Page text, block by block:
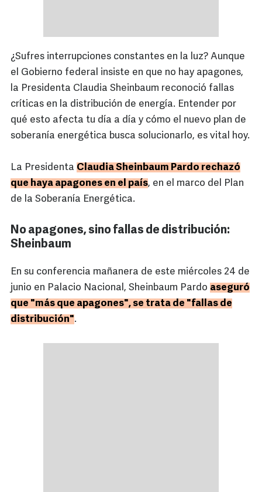
¿Sufres interrupciones constantes en la luz? Aunque
el Gobierno federal insiste en que no hay apagones,
la Presidenta Claudia Sheinbaum reconoció fallas
críticas en la distribución de energía. Entender por
qué esto afecta tu día a día y cómo el nuevo plan de
soberanía energética busca solucionarlo, es vital hoy.
La Presidenta Claudia Sheinbaum Pardo rechazó
que haya apagones en el país, en el marco del Plan
de la Soberanía Energética.
No apagones, sino fallas de distribución:
Sheinbaum
En su conferencia mañanera de este miércoles 24 de
junio en Palacio Nacional, Sheinbaum Pardo aseguró
que "más que apagones", se trata de "fallas de
distribución".